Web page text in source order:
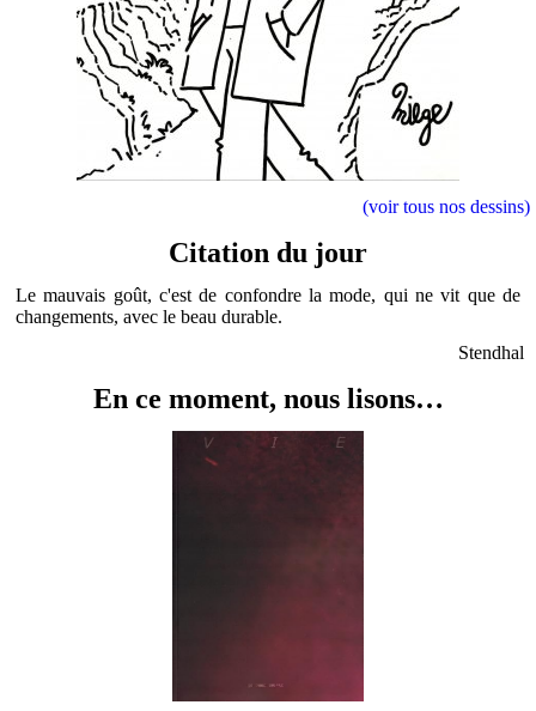
(voir tous nos dessins)
Citation du jour
Le mauvais goût, c'est de confondre la mode, qui ne vit que de
changements, avec le beau durable.
Stendhal
En ce moment, nous lisons…